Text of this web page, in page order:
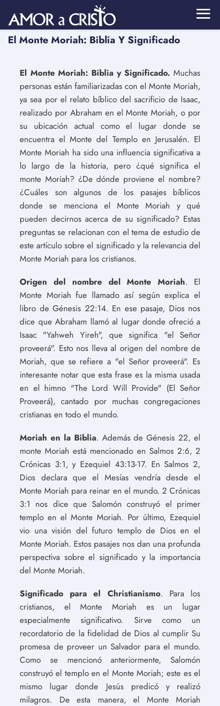
El Monte Moriah: Biblia Y Significado
El Monte Moriah: Biblia y Significado. Muchas
personas están familiarizadas con el Monte Moriah,
ya sea por el relato bíblico del sacrificio de Isaac,
realizado por Abraham en el Monte Moriah, o por
su ubicación actual como el lugar donde se
encuentra el Monte del Templo en Jerusalén. El
Monte Moriah ha sido una influencia significativa a
lo largo de la historia, pero ¿qué significa el
monte Moriah? ¿De dónde proviene el nombre?
¿Cuáles son algunos de los pasajes bíblicos
donde se menciona el Monte Moriah y qué
pueden decirnos acerca de su significado? Estas
preguntas se relacionan con el tema de estudio de
este artículo sobre el significado y la relevancia del
Monte Moriah para los cristianos.
Origen del nombre del Monte Moriah. El
Monte Moriah fue llamado así según explica el
libro de Génesis 22:14. En ese pasaje, Dios nos
dice que Abraham llamó al lugar donde ofreció a
Isaac "Yahweh Yireh", que significa "el Señor
proveerá". Esto nos lleva al origen del nombre de
Moriah, que se refiere a "el Señor proveerá". Es
interesante notar que esta frase es la misma usada
en el himno "The Lord Will Provide" (El Señor
Proveerá), cantado por muchas congregaciones
cristianas en todo el mundo.
Moriah en la Biblia. Además de Génesis 22, el
monte Moriah está mencionado en Salmos 2:6, 2
Crónicas 3:1, y Ezequiel 43:13-17. En Salmos 2,
Dios declara que el Mesías vendría desde el
Monte Moriah para reinar en el mundo. 2 Crónicas
3:1 nos dice que Salomón construyó el primer
templo en el Monte Moriah. Por último, Ezequiel
vio una visión del futuro templo de Dios en el
Monte Moriah. Estos pasajes nos dan una profunda
perspectiva sobre el significado y la importancia
del Monte Moriah.
Significado para el Christianismo. Para los
cristianos, el Monte Moriah es un lugar
especialmente significativo. Sirve como un
recordatorio de la fidelidad de Dios al cumplir Su
promesa de proveer un Salvador para el mundo.
Como se mencionó anteriormente, Salomón
construyó el templo en el Monte Moriah; este es el
mismo lugar donde Jesús predicó y realizó
milagros. De esta manera, el Monte Moriah